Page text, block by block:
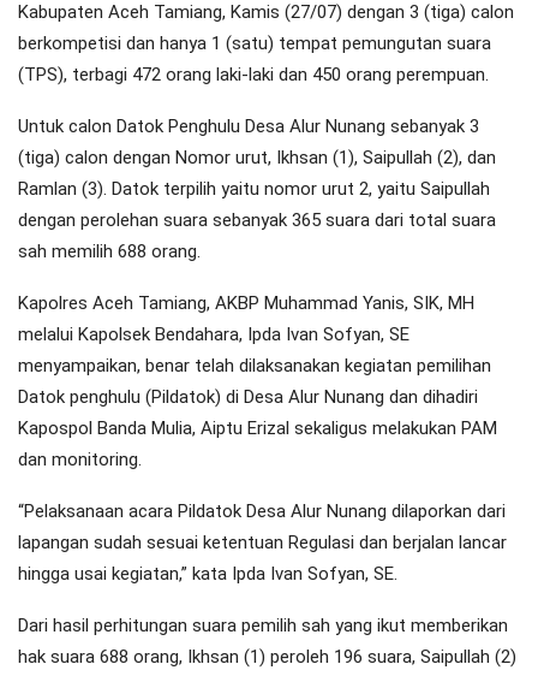
Kabupaten Aceh Tamiang, Kamis (27/07) dengan 3 (tiga) calon
berkompetisi dan hanya 1 (satu) tempat pemungutan suara
(TPS), terbagi 472 orang laki-laki dan 450 orang perempuan.
Untuk calon Datok Penghulu Desa Alur Nunang sebanyak 3
(tiga) calon dengan Nomor urut, Ikhsan (1), Saipullah (2), dan
Ramlan (3). Datok terpilih yaitu nomor urut 2, yaitu Saipullah
dengan perolehan suara sebanyak 365 suara dari total suara
sah memilih 688 orang.
Kapolres Aceh Tamiang, AKBP Muhammad Yanis, SIK, MH
melalui Kapolsek Bendahara, Ipda Ivan Sofyan, SE
menyampaikan, benar telah dilaksanakan kegiatan pemilihan
Datok penghulu (Pildatok) di Desa Alur Nunang dan dihadiri
Kapospol Banda Mulia, Aiptu Erizal sekaligus melakukan PAM
dan monitoring.
“Pelaksanaan acara Pildatok Desa Alur Nunang dilaporkan dari
lapangan sudah sesuai ketentuan Regulasi dan berjalan lancar
hingga usai kegiatan,” kata Ipda Ivan Sofyan, SE.
Dari hasil perhitungan suara pemilih sah yang ikut memberikan
hak suara 688 orang, Ikhsan (1) peroleh 196 suara, Saipullah (2)